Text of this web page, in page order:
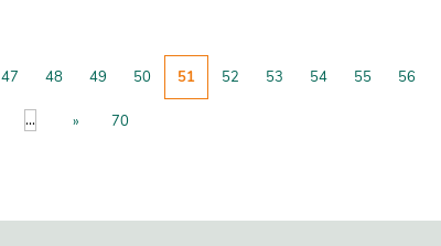
47 48 49 50 51 52 53 54 55 56
... » 70